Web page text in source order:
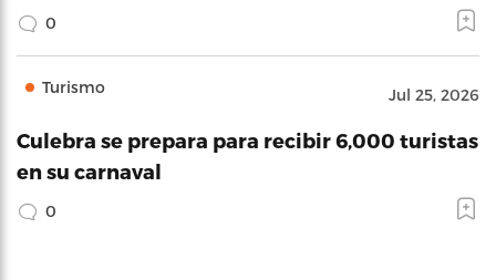
0
Turismo Jul 25, 2026
Culebra se prepara para recibir 6,000 turistas
en su carnaval
0